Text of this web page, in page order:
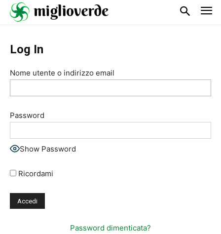
Log In
Nome utente o indirizzo email
Password
Show Password
Ricordami
Password dimenticata?